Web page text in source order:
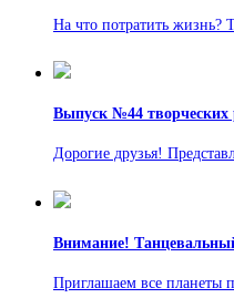
На что потратить жизнь?
Выпуск №44 творческих
Дорогие друзья!
Внимание!
Приглашаем все планеты